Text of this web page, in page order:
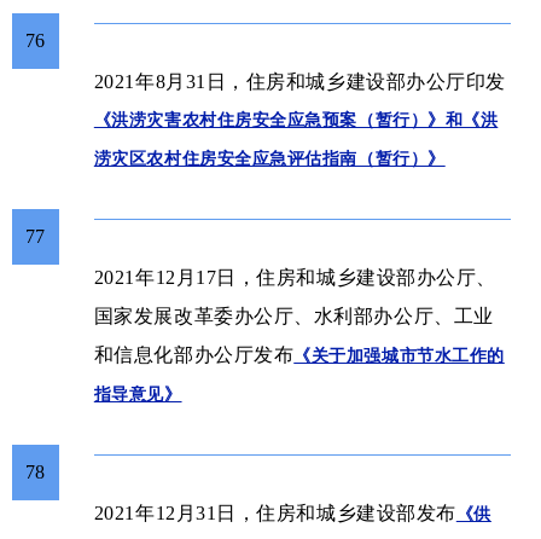
76
2021年8月31日，住房和城乡建设部办公厅印发
《洪涝灾害农村住房安全应急预案（暂行）》和《洪
涝灾区农村住房安全应急评估指南（暂行）》
77
2021年12月17日，住房和城乡建设部办公厅、
国家发展改革委办公厅、水利部办公厅、工业
和信息化部办公厅发布 《关于加强城市节水工作的
指导意见》
78
2021年12月31日，住房和城乡建设部发布 《供